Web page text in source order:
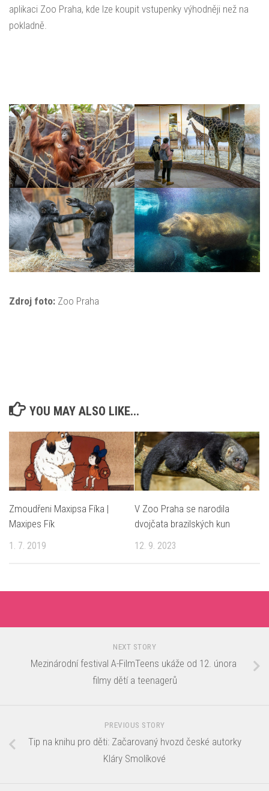
aplikaci Zoo Praha, kde lze koupit vstupenky výhodněji než na
pokladně.
Zdroj foto: Zoo Praha
YOU MAY ALSO LIKE...
Zmoudřeni Maxipsa Fíka |
Maxipes Fík
1. 7. 2019
V Zoo Praha se narodila
dvojčata brazilských kun
12. 9. 2023
NEXT STORY
Mezinárodní festival A-FilmTeens ukáže od 12. února
filmy dětí a teenagerů
PREVIOUS STORY
Tip na knihu pro děti: Začarovaný hvozd české autorky
Kláry Smolíkové